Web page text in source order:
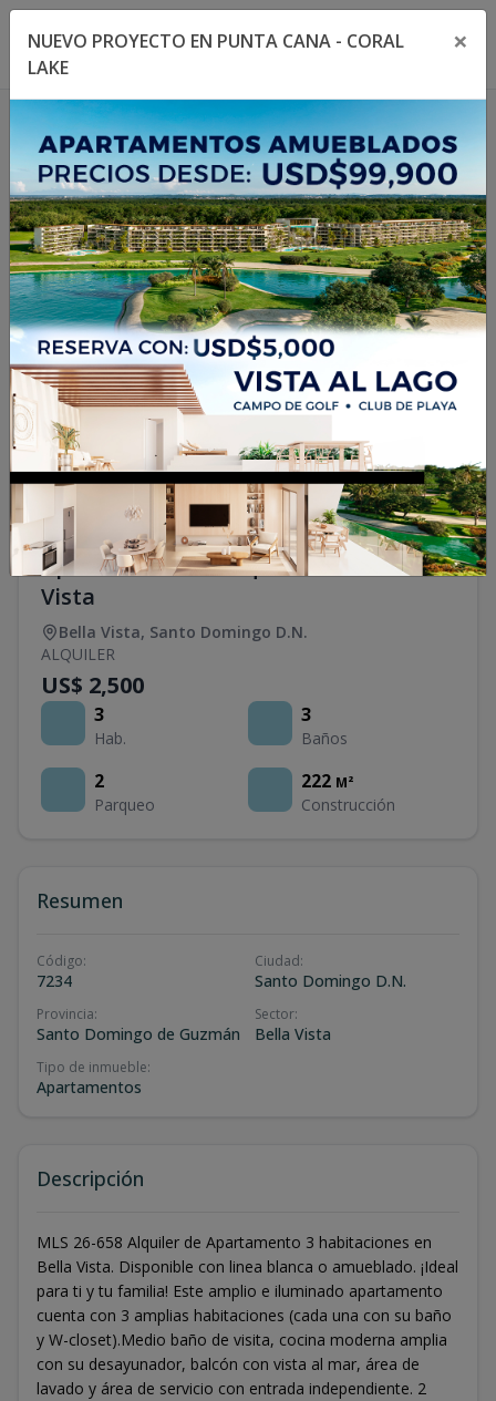
Toggle navigation menu
1/14
Apartamento en alquiler en Bella
Vista
Bella Vista, Santo Domingo D.N.
ALQUILER
US$ 2,500
3
Hab.
3
Baños
2
Parqueo
222 M²
Construcción
Resumen
Código:
7234
Ciudad:
Santo Domingo D.N.
Provincia:
Santo Domingo de Guzmán
Sector:
Bella Vista
Tipo de inmueble:
Apartamentos
Descripción
MLS 26-658 Alquiler de Apartamento 3 habitaciones en
Bella Vista. Disponible con linea blanca o amueblado. ¡Ideal
para ti y tu familia! Este amplio e iluminado apartamento
cuenta con 3 amplias habitaciones (cada una con su baño
y W-closet).Medio baño de visita, cocina moderna amplia
con su desayunador, balcón con vista al mar, área de
lavado y área de servicio con entrada independiente. 2
NUEVO PROYECTO EN PUNTA CANA - CORAL
LAKE
×